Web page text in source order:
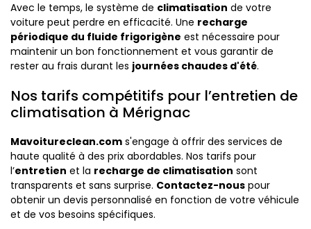
Avec le temps, le système de climatisation de votre
voiture peut perdre en efficacité. Une recharge
périodique du fluide frigorigène est nécessaire pour
maintenir un bon fonctionnement et vous garantir de
rester au frais durant les journées chaudes d'été.
Nos tarifs compétitifs pour l’entretien de
climatisation à Mérignac
Mavoitureclean.com s'engage à offrir des services de
haute qualité à des prix abordables. Nos tarifs pour
l’entretien et la recharge de climatisation sont
transparents et sans surprise. Contactez-nous pour
obtenir un devis personnalisé en fonction de votre véhicule
et de vos besoins spécifiques.